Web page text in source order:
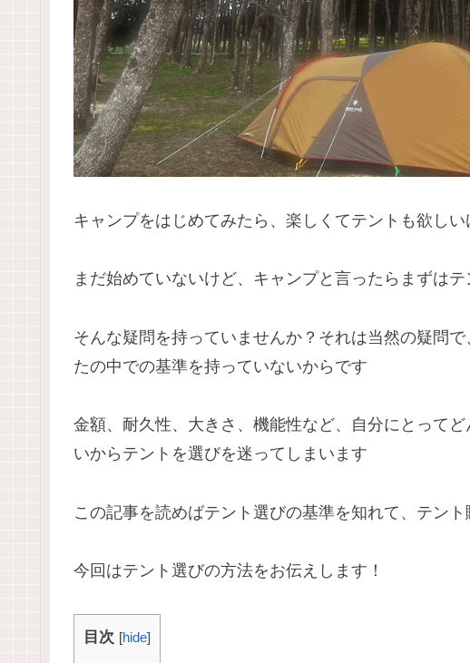
キャンプをはじめてみたら、楽しくてテントも欲し
まだ始めていないけど、キャンプと言ったらまずは
そんな疑問を持っていませんか？それは当然の疑問
たの中での基準を持っていないからです
金額、耐久性、大きさ、機能性など、自分にとって
いからテントを選びを迷ってしまいます
この記事を読めばテント選びの基準を知れて、テン
今回はテント選びの方法をお伝えします！
目次 [hide]